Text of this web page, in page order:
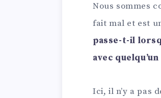
Nous sommes
fait mal et est
passe-t-il
avec
Ici, il n’y a pas